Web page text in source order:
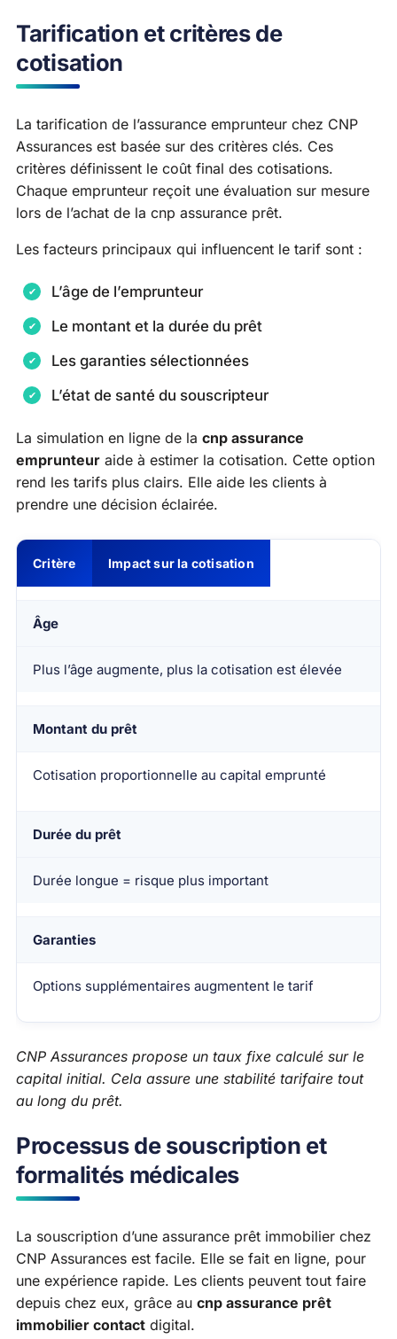
Tarification et critères de
cotisation
La tarification de l’assurance emprunteur chez CNP
Assurances est basée sur des critères clés. Ces
critères définissent le coût final des cotisations.
Chaque emprunteur reçoit une évaluation sur mesure
lors de l’achat de la cnp assurance prêt.
Les facteurs principaux qui influencent le tarif sont :
L’âge de l’emprunteur
Le montant et la durée du prêt
Les garanties sélectionnées
L’état de santé du souscripteur
La simulation en ligne de la cnp assurance
emprunteur aide à estimer la cotisation. Cette option
rend les tarifs plus clairs. Elle aide les clients à
prendre une décision éclairée.
Critère Impact sur la cotisation
Âge
Plus l’âge augmente, plus la cotisation est élevée
Montant du prêt
Cotisation proportionnelle au capital emprunté
Durée du prêt
Durée longue = risque plus important
Garanties
Options supplémentaires augmentent le tarif
CNP Assurances propose un taux fixe calculé sur le
capital initial. Cela assure une stabilité tarifaire tout
au long du prêt.
Processus de souscription et
formalités médicales
La souscription d’une assurance prêt immobilier chez
CNP Assurances est facile. Elle se fait en ligne, pour
une expérience rapide. Les clients peuvent tout faire
depuis chez eux, grâce au cnp assurance prêt
immobilier contact digital.